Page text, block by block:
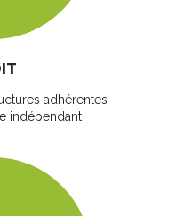
adhérentes
indépendant